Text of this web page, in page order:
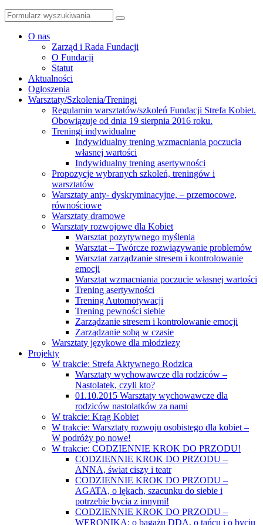
Szukaj
O nas
Zarząd i Rada Fundacji
O Fundacji
Statut
Aktualności
Ogłoszenia
Warsztaty/Szkolenia/Treningi
Regulamin warsztatów/szkoleń Fundacji Strefa Kobiet.
Obowiązuje od dnia 19 sierpnia 2016 roku.
Treningi indywidualne
Indywidualny trening wzmacniania poczucia
własnej wartości
Indywidualny trening asertywności
Propozycje wybranych szkoleń, treningów i
warsztatów
Warsztaty anty- dyskryminacyjne, – przemocowe,
równościowe
Warsztaty dramowe
Warsztaty rozwojowe dla Kobiet
Warsztat pozytywnego myślenia
Warsztat – Twórcze rozwiązywanie problemów
Warsztat zarządzanie stresem i kontrolowanie
emocji
Warsztat wzmacniania poczucie własnej wartości
Trening asertywności
Trening Automotywacji
Trening pewności siebie
Zarządzanie stresem i kontrolowanie emocji
Zarządzanie sobą w czasie
Warsztaty językowe dla młodziezy
Projekty
W trakcie: Strefa Aktywnego Rodzica
Warsztaty wychowawcze dla rodziców –
Nastolatek, czyli kto?
01.10.2015 Warsztaty wychowawcze dla
rodziców nastolatków za nami
W trakcie: Krąg Kobiet
W trakcie: Warsztaty rozwoju osobistego dla kobiet –
W podróży po nowe!
W trakcie: CODZIENNIE KROK DO PRZODU!
CODZIENNIE KROK DO PRZODU –
ANNA, świat ciszy i teatr
CODZIENNIE KROK DO PRZODU –
AGATA, o lękach, szacunku do siebie i
potrzebie bycia z innymi!
CODZIENNIE KROK DO PRZODU –
WERONIKA: o bagażu DDA, o tańcu i o byciu